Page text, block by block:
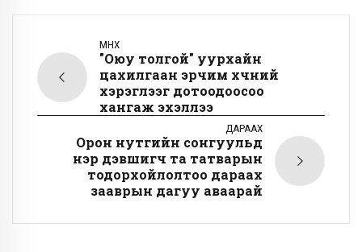
ӨМНӨХ
"Оюу толгой" уурхайн
цахилгаан эрчим хүчний
хэрэглээг дотоодоосоо
хангаж эхэллээ
ДАРААХ
Орон нутгийн сонгуульд
нэр дэвшигч та татварын
тодорхойлолтоо дараах
зааврын дагуу аваарай